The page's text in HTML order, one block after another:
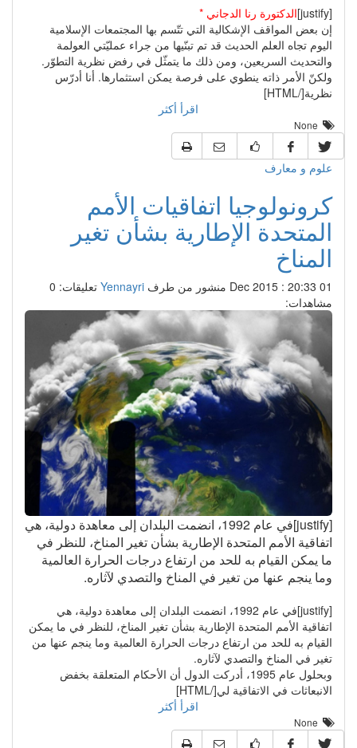
الدكتورة رنا الدجاني *
إن بعض المواقف الإشكالية التي تتّسم بها المجتمعات الإسلامية
اليوم تجاه العلم الحديث قد تم تبنّيها من جراء عمليّتي العولمة
والتحديث السريعين، ومن ذلك ما يتمثّل في رفض نظرية التطوّر.
ولكنّ الأمر ذاته ينطوي على فرصة يمكن استثمارها. أنا أدرّس
نظرية[/HTML]
اقرأ أكثر
None
علوم و معارف
كرونولوجيا اتفاقيات الأمم
المتحدة الإطارية بشأن تغير
المناخ
منشور من طرفYennayri تعليقات: 0
مشاهدات:
[justify]في عام 1992، انضمت البلدان إلى معاهدة دولية، هي
اتفاقية الأمم المتحدة الإطارية بشأن تغير المناخ، للنظر في
ما يمكن القيام به للحد من ارتفاع درجات الحرارة العالمية
وما ينجم عنها من تغير في المناخ والتصدي لآثاره.
[justify]في عام 1992، انضمت البلدان إلى معاهدة دولية، هي
اتفاقية الأمم المتحدة الإطارية بشأن تغير المناخ، للنظر في ما يمكن
القيام به للحد من ارتفاع درجات الحرارة العالمية وما ينجم عنها من
تغير في المناخ والتصدي لآثاره.
وبحلول عام 1995، أدركت الدول أن الأحكام المتعلقة بخفض
الانبعاثات في الاتفاقية لي[/HTML]
اقرأ أكثر
None